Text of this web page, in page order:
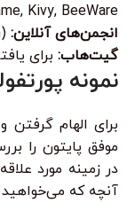
Kivy, BeeWare
انجمن‌های آنلاین:
گیت‌هاب: برای
نمونه
برای الهام گرفتن
موفق پایتون را
در زمینه مورد
آنچه که می‌خواهید